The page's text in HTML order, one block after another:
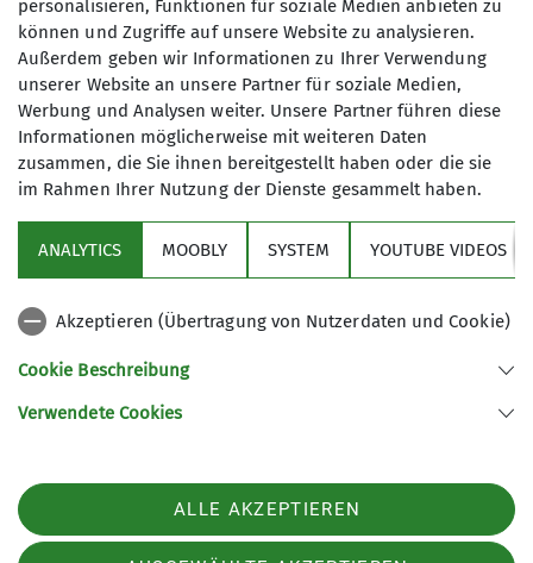
Hochtouren2025 Jugend2025 Klettersteige2025
Schneeschuhtouren2025 Senioren2025 Skitouren2025
Veranstaltungen2025 Wandern2025
Bundesverband
Service
94419 Reisbach/Englmannsberg
Telefon +498734938842
personalisieren, Funktionen für soziale Medien anbieten zu
können und Zugriffe auf unsere Website zu analysieren.
Außerdem geben wir Informationen zu Ihrer Verwendung
unserer Website an unsere Partner für soziale Medien,
Werbung und Analysen weiter. Unsere Partner führen diese
Informationen möglicherweise mit weiteren Daten
zusammen, die Sie ihnen bereitgestellt haben oder die sie
im Rahmen Ihrer Nutzung der Dienste gesammelt haben.
ANALYTICS MOOBLY SYSTEM YOUTUBE VIDEOS
Akzeptieren (Übertragung von Nutzerdaten und Cookie)
Cookie Beschreibung
Verwendete Cookies
ALLE AKZEPTIEREN